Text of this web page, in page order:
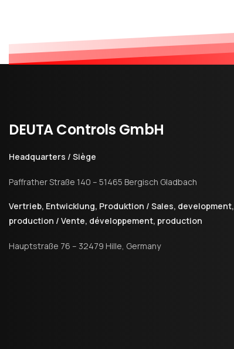
DEUTAControls GmbH
Headquarters / Siège
Paffrather Straße 140 – 51465 Bergisch Gladbach
Vertrieb, Entwicklung, Produktion / Sales, development,
production / Vente, développement, production
Hauptstraße 76 – 32479 Hille, Germany